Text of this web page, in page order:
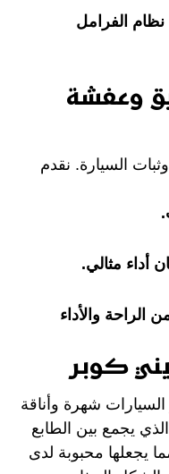
الفرامل
وعفشة
السيارة. نقدم
أداء مثالي.
الراحة والأداء
كوبر
شهرة وأناقة
يجمع بين الطابع
يجعلها محبوبة لدى